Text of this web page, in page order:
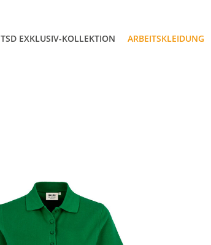
TSD EXKLUSIV-KOLLEKTION ARBEITSKLEIDUNG